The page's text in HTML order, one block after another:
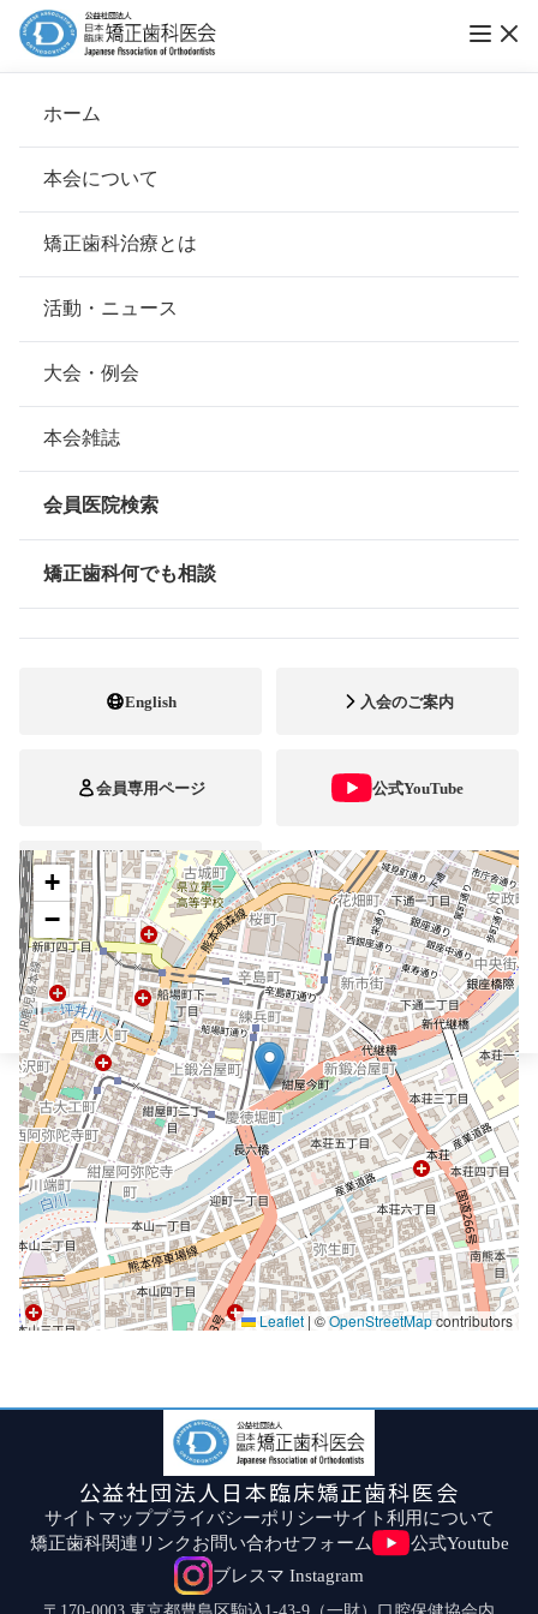
ホーム
本会について
会長挨拶
基本理念
組織について
本会の歴史
情報公開
矯正歯科治療とは
安心して治療を受けていただくための「6つの指針」
安心できる矯正歯科治療契約のための「7つの提言」
矯正歯科治療について
活動・ニュース
大会・例会
本会雑誌
会員医院検索
矯正歯科何でも相談
English 入会のご案内
会員専用ページ 公式YouTube
ブレスマ
医療法人 やまべ矯正歯科クリニック
ホーム 会員医院検索
医療法人 やまべ矯正歯科クリニック
所在地
熊本県熊本市中央区上通町4-18第3
FAX番号 096-374-7055
顎口腔機能診断施設
自立支援医療
+
−
Leaflet | ©OpenStreetMapcontributors
公益社団法人日本臨床矯正歯科医会
サイトマッププライバシーポリシーサイト利用について
矯正歯科関連リンクお問い合わせフォーム
公式Youtube
ブレスマ Instagram